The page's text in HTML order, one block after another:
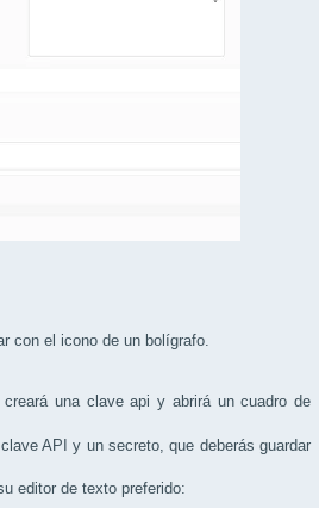
el icono de un bolígrafo.
una clave api y abrirá un cuadro de
API y un secreto, que deberás guardar
editor de texto preferido: